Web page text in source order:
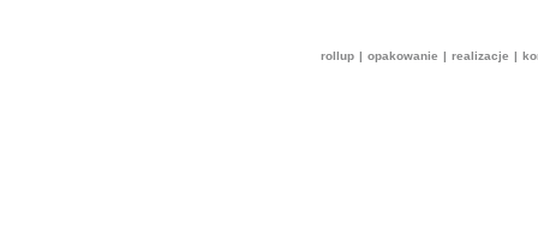
rollup | opakowanie | realizacje |